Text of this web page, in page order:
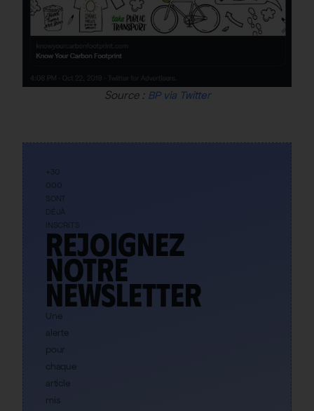
Source : BP via Twitter
+30
000
SONT
DÉJÀ
INSCRITS
Rejoignez
notre
newsletter
Une
alerte
pour
chaque
article
mis